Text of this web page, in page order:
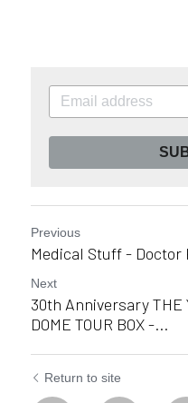
Previous
Medical Stuff - Doctor
Next
30th Anniversary THE
DOME TOUR BOX -...
Return to site